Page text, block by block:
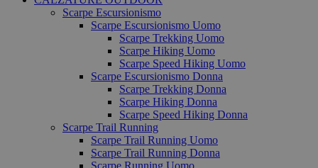
Scarpe Escursionismo
Scarpe Escursionismo Uomo
Scarpe Trekking Uomo
Scarpe Hiking Uomo
Scarpe Speed Hiking Uomo
Scarpe Escursionismo Donna
Scarpe Trekking Donna
Scarpe Hiking Donna
Scarpe Speed Hiking Donna
Scarpe Trail Running
Scarpe Trail Running Uomo
Scarpe Trail Running Donna